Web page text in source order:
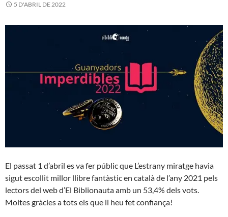
5 D'ABRIL DE 2022
El passat 1 d’abril es va fer públic que L’estrany miratge havia
sigut escollit millor llibre fantàstic en català de l’any 2021 pels
lectors del web d’El Biblionauta amb un 53,4% dels vots.
Moltes gràcies a tots els que li heu fet confiança!